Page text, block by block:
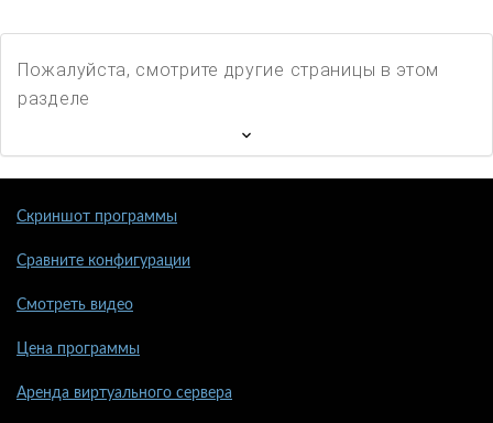
Пожалуйста, смотрите другие страницы в этом
разделе
Скриншот программы
Сравните конфигурации
Смотреть видео
Цена программы
Аренда виртуального сервера